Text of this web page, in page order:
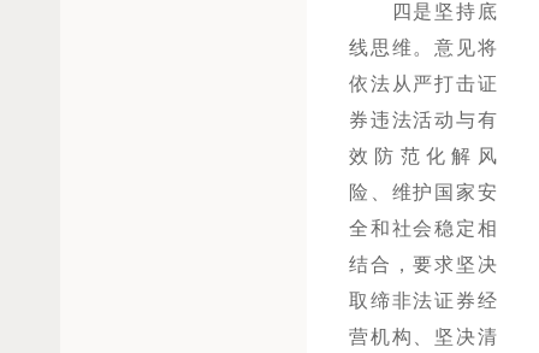
四是坚持底
线思维。意见将
依法从严打击证
券违法活动与有
效防范化解风
险、维护国家安
全和社会稳定相
结合，要求坚决
取缔非法证券经
营机构、坚决清